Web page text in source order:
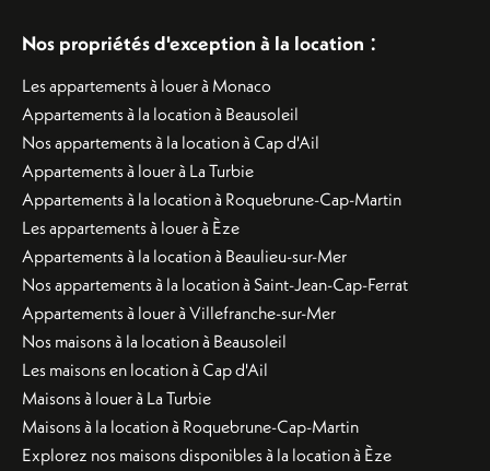
Nos propriétés d'exception à la location :
Les appartements à louer à Monaco
Appartements à la location à Beausoleil
Nos appartements à la location à Cap d'Ail
Appartements à louer à La Turbie
Appartements à la location à Roquebrune-Cap-Martin
Les appartements à louer à Èze
Appartements à la location à Beaulieu-sur-Mer
Nos appartements à la location à Saint-Jean-Cap-Ferrat
Appartements à louer à Villefranche-sur-Mer
Nos maisons à la location à Beausoleil
Les maisons en location à Cap d'Ail
Maisons à louer à La Turbie
Maisons à la location à Roquebrune-Cap-Martin
Explorez nos maisons disponibles à la location à Èze